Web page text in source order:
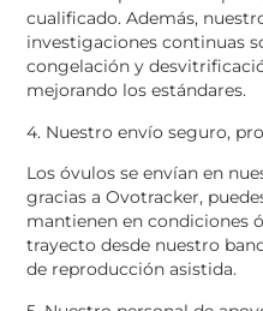
cualificado. Además,
investigaciones continuas
congelación y
mejorando los estándares.
4. Nuestro envío seguro,
Los óvulos se envían en
gracias a Ovotracker,
mantienen en condiciones
trayecto desde nuestro
de reproducción asistida.